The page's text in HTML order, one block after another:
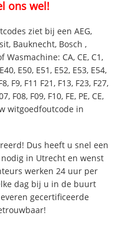
ons wel!
ziet bij een AEG,
Bauknecht, Bosch ,
CA, CE, C1,
E50, E51, E52, E53, E54,
F9, F11 F21, F13, F23, F27,
F08, F09, F10, FE, PE, CE,
witgoedfoutcode in
Dus heeft u snel een
in Utrecht en wenst
werken 24 uur per
dag bij u in de buurt
gecertificeerde